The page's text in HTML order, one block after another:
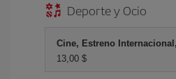
Deporte y Ocio
Cine, Estreno
13,00 $